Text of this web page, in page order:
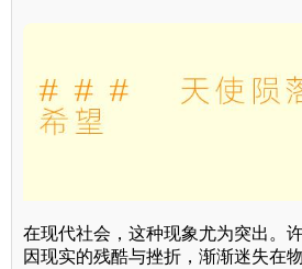
在现代社会，这种现象尤为突出。
因现实的残酷与挫折，渐渐迷失在